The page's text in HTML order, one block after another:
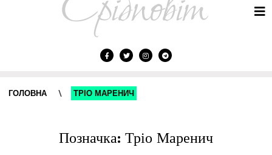
ГОЛОВНА \ ТРІО МАРЕНИЧ
Позначка: Тріо Маренич